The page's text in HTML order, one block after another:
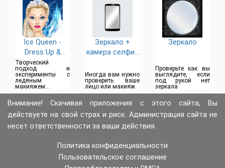
Ice Queen -
Dress Up &
Makeup
Творческий
подход и
эксперименты с
ледяным
макияжем и
модой
Зеркало +
камера селфи [
Иногда вам нужно
проверить ваше
лицо или макияж
Зеркало
Проверьте как вы
выглядите, если
под рукой нет
зеркала
Внимание! Скачивая приложения с этого сайта, Вы
действуете на свой страх и риск. Администрация сайта не
несет ответственности за ваши действия.
Политика конфиденциальности
Пользовательское соглашение